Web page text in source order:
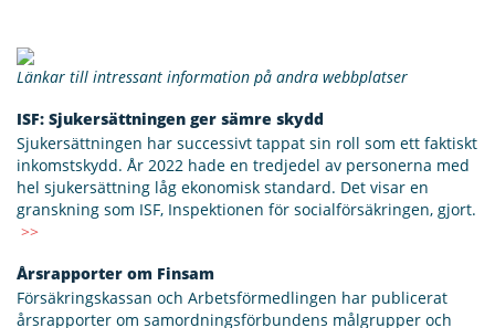
Länkar till intressant information på andra webbplatser
ISF: Sjukersättningen ger sämre skydd
Sjukersättningen har successivt tappat sin roll som ett faktiskt
inkomstskydd. År 2022 hade en tredjedel av personerna med
hel sjukersättning låg ekonomisk standard. Det visar en
granskning som ISF, Inspektionen för socialförsäkringen, gjort.
>>
Årsrapporter om Finsam
Försäkringskassan och Arbetsförmedlingen har publicerat
årsrapporter om samordningsförbundens målgrupper och